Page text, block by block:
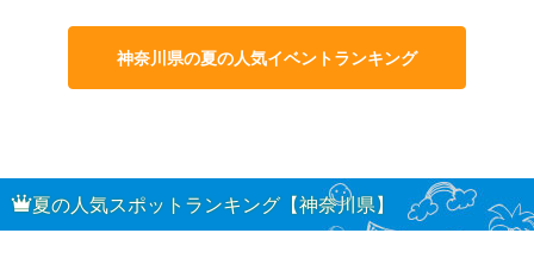
神奈川県の夏の人気イベントランキング
夏の人気スポットランキング【神奈川県】